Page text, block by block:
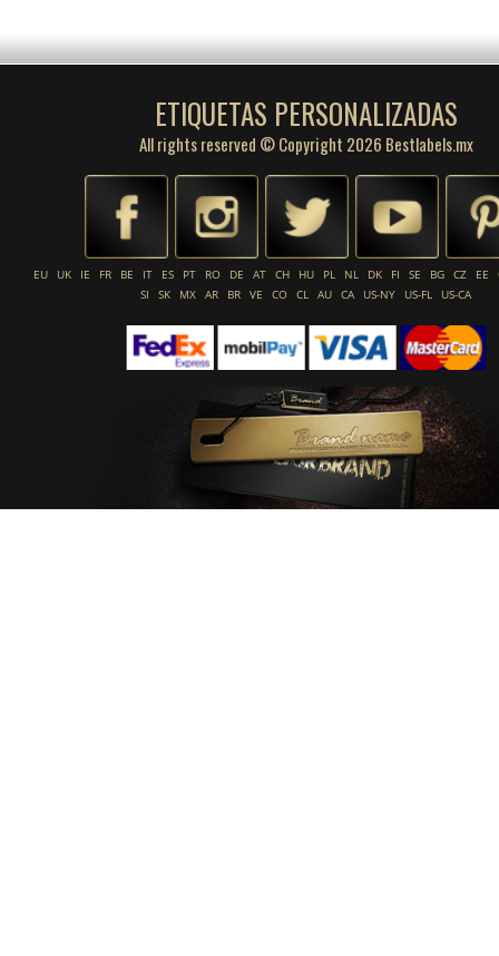
ETIQUETAS PERSONALIZADAS
All rights reserved © Copyright 2026 Bestlabels.mx
EU UK IE FR BE IT ES PT RO DE AT CH HU PL NL DK FI SE BG CZ EE
SI
SK MX AR BR VE CO CL AU CA US-NY US-FL US-CA